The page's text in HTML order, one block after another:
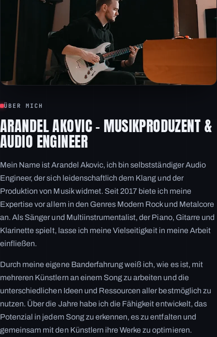
ÜBER MICH
ARANDEL AKOVIC – MUSIKPRODUZENT &
AUDIO ENGINEER
Mein Name ist Arandel Akovic, ich bin selbstständiger Audio
Engineer, der sich leidenschaftlich dem Klang und der
Produktion von Musik widmet. Seit 2017 biete ich meine
Expertise vor allem in den Genres Modern Rock und Metalcore
an. Als Sänger und Multiinstrumentalist, der Piano, Gitarre und
Klarinette spielt, lasse ich meine Vielseitigkeit in meine Arbeit
einfließen.
Durch meine eigene Banderfahrung weiß ich, wie es ist, mit
mehreren Künstlern an einem Song zu arbeiten und die
unterschiedlichen Ideen und Ressourcen aller bestmöglich zu
nutzen. Über die Jahre habe ich die Fähigkeit entwickelt, das
Potenzial in jedem Song zu erkennen, es zu entfalten und
gemeinsam mit den Künstlern ihre Werke zu optimieren.